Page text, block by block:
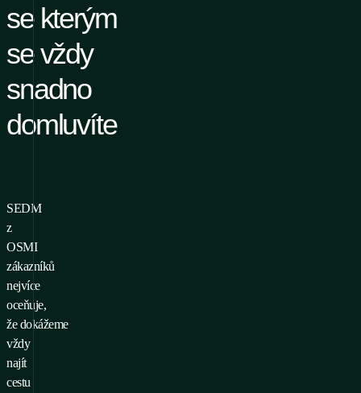
se kterým
se vždy
snadno
domluvíte
SEDM
z
OSMI
zákazníků
nejvíce
oceňuje,
že dokážeme
vždy
najít
cestu